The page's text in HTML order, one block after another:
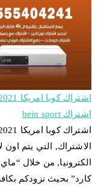
اشتراك bein sport
الاشتراك, التي يتم
الكترونيا, من خلال
كارد” بحيث نزودكم